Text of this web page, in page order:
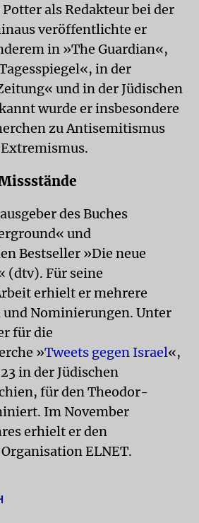
als Redakteur bei der
veröffentlichte er
in »The Guardian«,
in der
und in der Jüdischen
wurde er insbesondere
zu Antisemitismus
des Buches
und
Bestseller »Die neue
(dtv). Für seine
erhielt er mehrere
und Nominierungen. Unter
für die
»Tweets gegen Israel«,
in der Jüdischen
für den Theodor-
Im November
erhielt er den
ELNET.